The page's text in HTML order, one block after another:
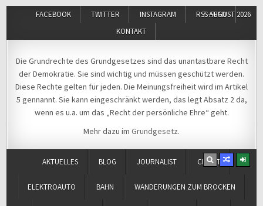
FACEBOOK TWITTER INSTAGRAM
RSS-FEED
KONTAKT
7. AUGUST 2026
Michael Voß
Die Grundrechte des Grundgesetzes sind das unantastbare Recht
der Demokratie. Sie sind wichtig und müssen geschützt werden.
Diese Rechte gelten für jeden. Die Meinungsfreiheit wird im Artikel
5 gennannt. Sie kann eingeschränkt werden, das legt Absatz 2 da,
wenn es u.a. um das „Recht der persönliche Ehre“ geht.
Mehr dazu im Grundgesetz.
AKTUELLES BLOG JOURNALIST CHRIST
ELEKTROAUTO BAHN WANDERUNGEN ZUM BROCKEN